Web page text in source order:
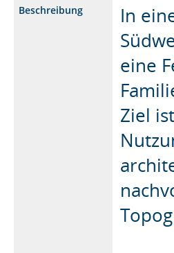
Beschreibung
In
eine
Ziel